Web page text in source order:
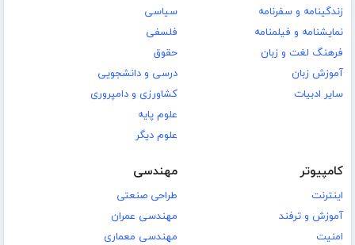
زندگینامه و سفرنامه
نمایشنامه و فیلمنامه
فرهنگ لغت و زبان
آموزش زبان
سایر ادبیات
سیاسی
فلسفی
حقوق
درسی و دانشجویی
کشاورزی و دامپروری
علوم پایه
علوم دیگر
کامپیوتر
اینترنت
آموزش و ترفند
امنیت
مهندسی
طراحی صنعتی
مهندسی عمران
مهندسی معماری